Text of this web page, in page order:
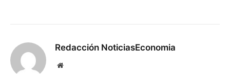
Redacción NoticiasEconomia
Website